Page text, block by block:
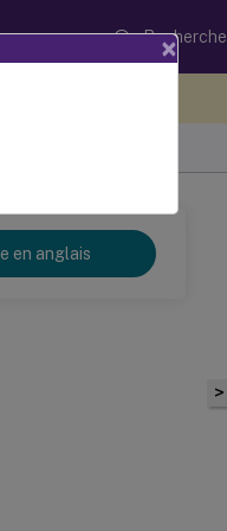
Recherche
en anglais
>
×